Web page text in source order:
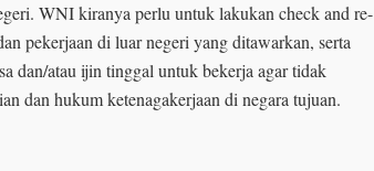
WNI kiranya perlu untuk lakukan check and re-
pekerjaan di luar negeri yang ditawarkan, serta
dan/atau ijin tinggal untuk bekerja agar tidak
dan hukum ketenagakerjaan di negara tujuan.